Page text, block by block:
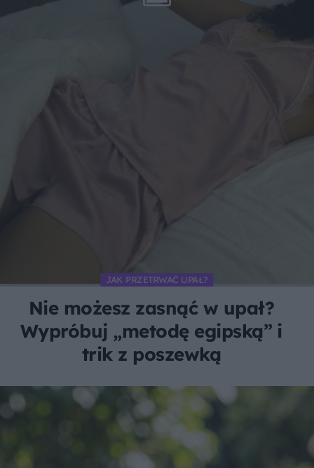
JAK PRZETRWAĆ UPAŁ?
Nie możesz zasnąć w upał?
Wypróbuj „metodę egipską” i
trik z poszewką